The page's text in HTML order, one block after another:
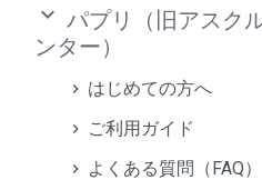
keyboard_arrow_down パプリ（旧アスク
ンター）
はじめての方へ
ご利用ガイド
よくある質問（FAQ）